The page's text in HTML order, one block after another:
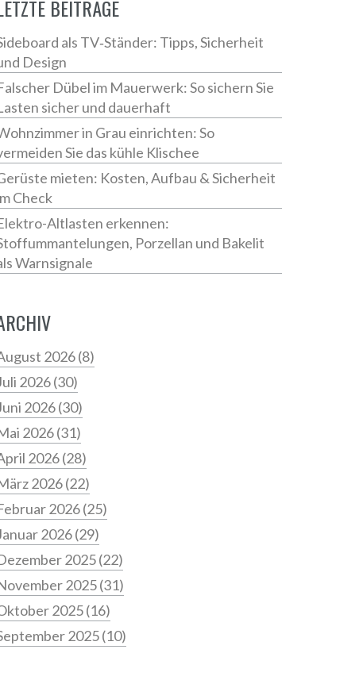
BEITRÄGE
als TV‑Ständer: Tipps, Sicherheit
Design
Dübel im Mauerwerk: So sichern Sie
sicher und dauerhaft
in Grau einrichten: So
Sie das kühle Klischee
mieten: Kosten, Aufbau & Sicherheit
Check
Altlasten erkennen:
Porzellan und Bakelit
Warnsignale
2026(8)
2026(30)
2026(30)
2026(31)
2026(28)
2026(22)
2026(25)
2026(29)
2025(22)
2025(31)
2025(16)
2025(10)